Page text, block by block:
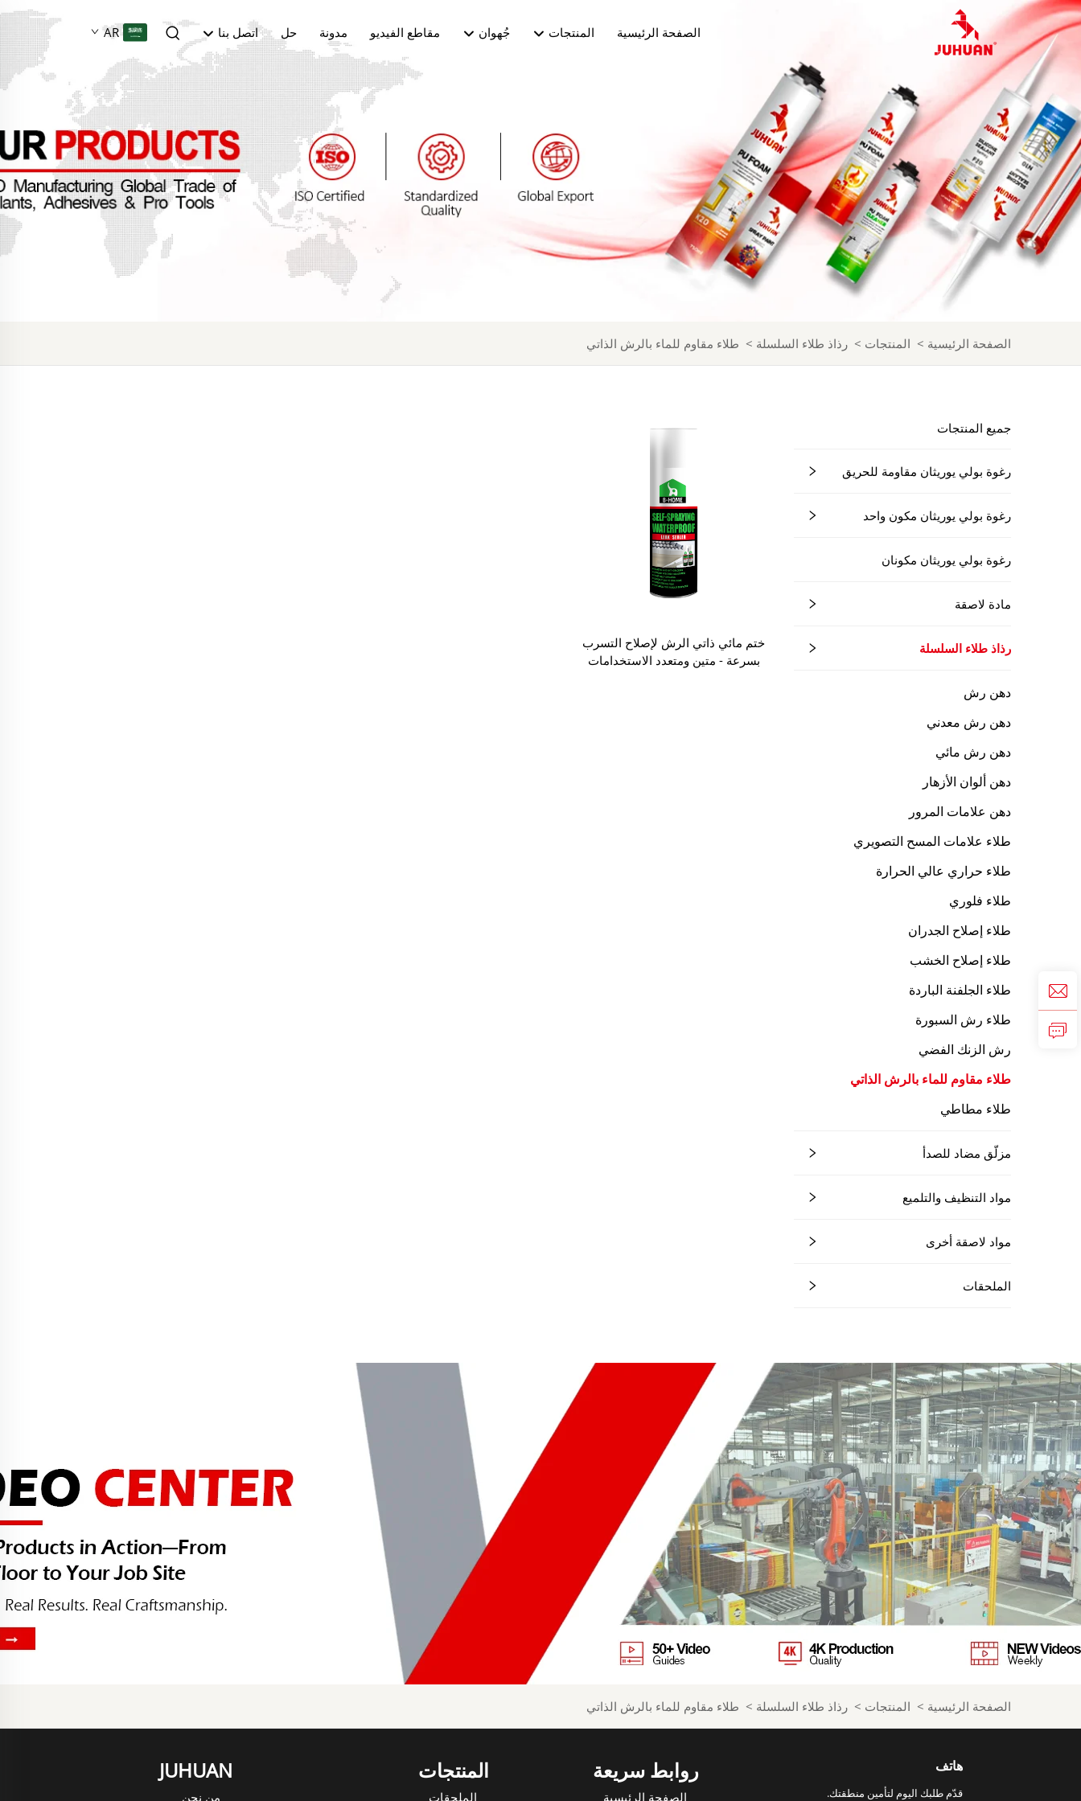
الصفحة الرئيسية المنتجات جُهوان مقاطع الفيديو مدونة حل اتصل بنا AR
الصفحة الرئيسية > المنتجات > رذاذ طلاء السلسلة > طلاء مقاوم للماء بالرش الذاتي
جميع المنتجات
رغوة بولي يوريثان مقاومة للحريق
رغوة بولي يوريثان مكون واحد
رغوة بولي يوريثان مكونان
مادة لاصقة
رذاذ طلاء السلسلة
دهن رش
دهن رش معدني
دهن رش مائي
دهن ألوان الأزهار
دهن علامات المرور
طلاء علامات المسح التصويري
طلاء حراري عالي الحرارة
طلاء فلوري
طلاء إصلاح الجدران
طلاء إصلاح الخشب
طلاء الجلفنة الباردة
طلاء رش السبورة
رش الزنك الفضي
طلاء مقاوم للماء بالرش الذاتي
طلاء مطاطي
مزلّق مضاد للصدأ
مواد التنظيف والتلميع
مواد لاصقة أخرى
الملحقات
ختم مائي ذاتي الرش لإصلاح التسرب
بسرعة - متين ومتعدد الاستخدامات
الصفحة الرئيسية > المنتجات > رذاذ طلاء السلسلة > طلاء مقاوم للماء بالرش الذاتي
هاتف
قدّم طلبك اليوم لتأمين منطقتك.
روابط سريعة
الصفحة الرئيسية
المنتجات
الملحقات
JUHUAN
من نحن